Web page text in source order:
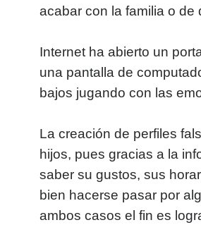
acabar con la familia o de
Internet ha abierto un
una pantalla de
bajos jugando con las
La creación de perfiles
hijos, pues gracias a la
saber su gustos, sus
bien hacerse pasar por
ambos casos el fin es